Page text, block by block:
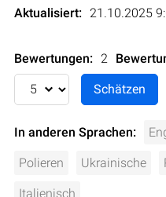
Aktualisiert: 21.10.2025
Bewertungen: 2
In anderen Sprachen:
Polieren Ukrainische
Italienisch